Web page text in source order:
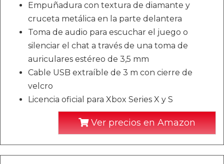
Empuñadura con textura de diamante y
cruceta metálica en la parte delantera
Toma de audio para escuchar el juego o
silenciar el chat a través de una toma de
auriculares estéreo de 3,5 mm
Cable USB extraíble de 3 m con cierre de
velcro
Licencia oficial para Xbox Series X y S
Ver precios en Amazon